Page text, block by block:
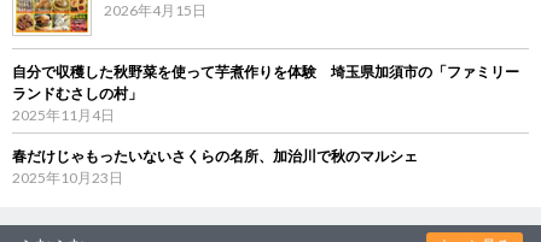
2026年4月15日
自分で収穫した秋野菜を使って芋煮作りを体験 埼玉県加須市の「ファミリー
ランドむさしの村」
2025年11月4日
春だけじゃもったいないさくらの名所、加治川で秋のマルシェ
2025年10月23日